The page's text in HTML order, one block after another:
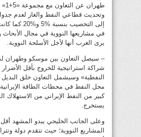
وتحديث قطاعي النفط والغاز لعدم
إلى التخصيب
في مشاريعها النووية في مجال الأبحاث
يرى الغرب أنها لأجل الأسلحة النووية.
– سيصل التعاون بين موسكو وطهران
شراكة استراتيجية للخروج بأقل
النفطية» وسيشمل التعاون خلق البديل
محل النفط في محطات الطاقة
كبير من النفط الإيراني من الاستهلاك
يستخرج.
وعلى الجانب الخليجي يبدو المشهد
المشاريع النووية؛ حيث تتقدم دولة